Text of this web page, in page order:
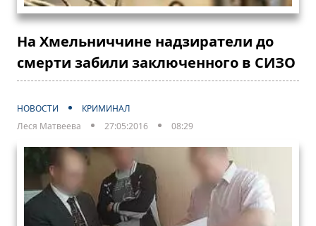
На Хмельниччине надзиратели до
смерти забили заключенного в СИЗО
НОВОСТИ
КРИМИНАЛ
Леся Матвеева
27:05:2016 08:29